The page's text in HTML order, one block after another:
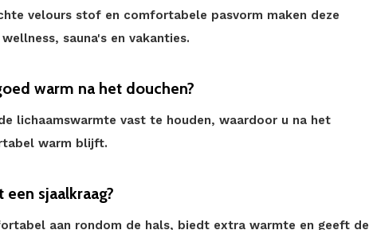
velours stof en comfortabele pasvorm maken deze
sauna's en vakanties.
warm na het douchen?
lichaamswarmte vast te houden, waardoor u na het
warm blijft.
sjaalkraag?
aan rondom de hals, biedt extra warmte en geeft de